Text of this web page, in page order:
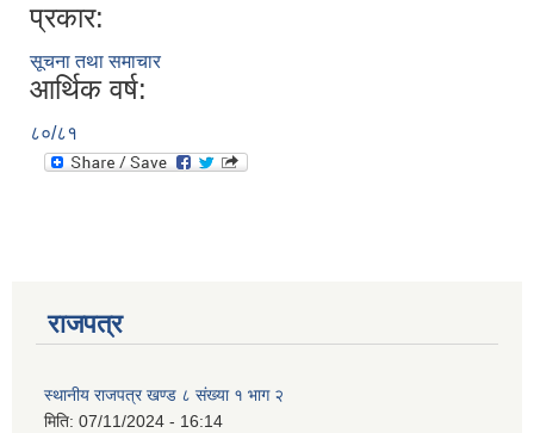
प्रकार:
सूचना तथा समाचार
आर्थिक वर्ष:
८०/८१
राजपत्र
स्थानीय राजपत्र खण्ड ८ संख्या १ भाग २
मिति: 07/11/2024 - 16:14